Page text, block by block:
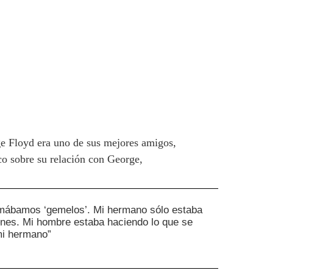
Floyd era uno de sus mejores amigos,
sobre su relación con George,
‘gemelos’. Mi hermano sólo estaba
Mi hombre estaba haciendo lo que se
hermano”